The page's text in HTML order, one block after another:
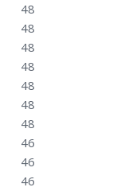
48
48
48
48
48
48
48
46
46
46